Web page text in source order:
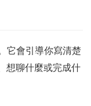
它會引導你寫清楚
想聊什麼或完成什